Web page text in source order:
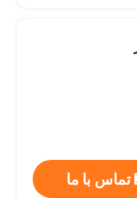
تماس با ما